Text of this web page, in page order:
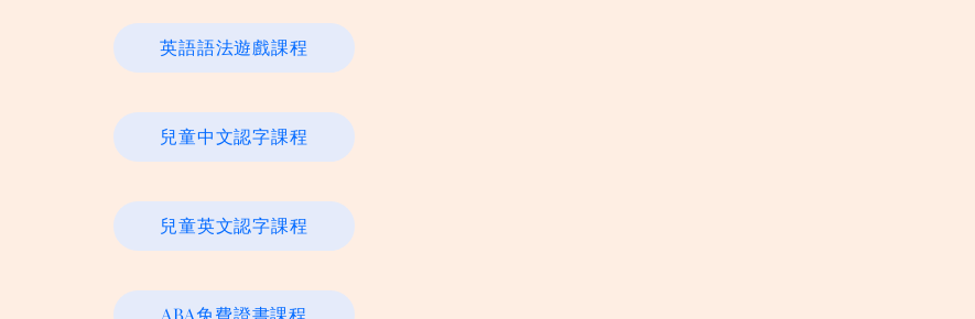
英語語法遊戲課程
兒童中文認字課程
兒童英文認字課程
ABA免費證書課程